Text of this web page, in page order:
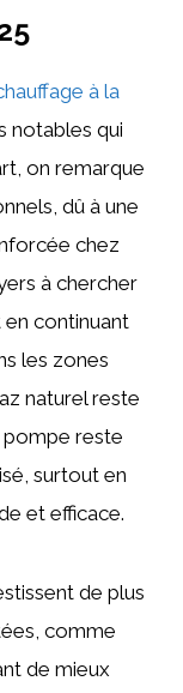
à la
notables qui
on remarque
dû à une
chez
à chercher
continuant
les zones
naturel reste
pompe reste
surtout en
et efficace.
de plus
comme
de mieux